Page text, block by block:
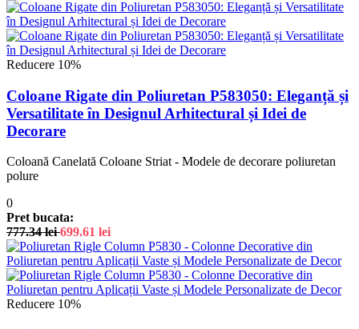
Reducere 10%
Coloane Rigate din Poliuretan P583050: Eleganță și
Versatilitate în Designul Arhitectural și Idei de
Decorare
Coloană Canelată Coloane Striat - Modele de decorare poliuretan
polure
0
Pret bucata:
777.34lei 699.61 lei
Reducere 10%